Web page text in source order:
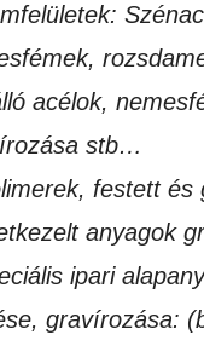
acélok,
stb…
festett és
anyagok
ipari
gravírozása: